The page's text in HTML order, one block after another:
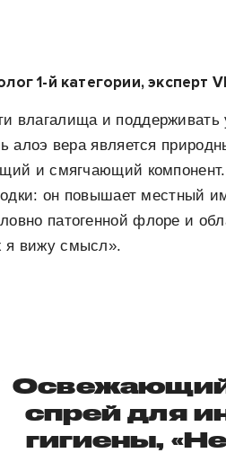
1-й категории, эксперт
влагалища и поддерживать
алоэ вера является
и смягчающий
он повышает местный
патогенной флоре и
я вижу смысл».
Освежающий
спрей для
гигиены,